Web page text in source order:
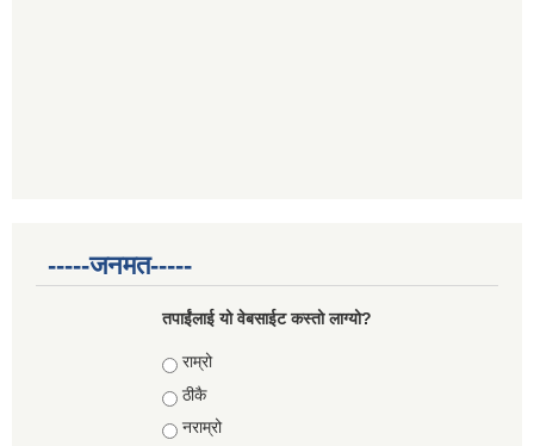
-----जनमत-----
तपाईंलाई यो वेबसाईट कस्तो लाग्यो?
Choices
राम्रो
ठीकै
नराम्रो